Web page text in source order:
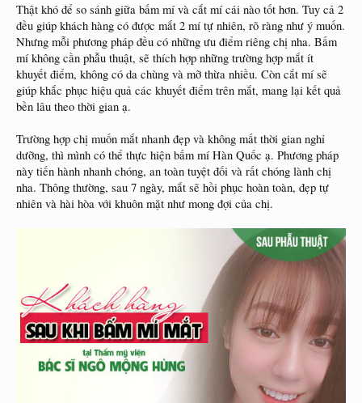
Thật khó để so sánh giữa bấm mí và cắt mí cái nào tốt hơn. Tuy cả 2
đều giúp khách hàng có được mắt 2 mí tự nhiên, rõ ràng như ý muốn.
Nhưng mỗi phương pháp đều có những ưu điểm riêng chị nha. Bấm
mí không cần phẫu thuật, sẽ thích hợp những trường hợp mắt ít
khuyết điểm, không có da chùng và mỡ thừa nhiều. Còn cắt mí sẽ
giúp khắc phục hiệu quả các khuyết điểm trên mắt, mang lại kết quả
bền lâu theo thời gian ạ.
Trường hợp chị muốn mắt nhanh đẹp và không mất thời gian nghỉ
dưỡng, thì mình có thể thực hiện bấm mí Hàn Quốc ạ. Phương pháp
này tiến hành nhanh chóng, an toàn tuyệt đối và rất chóng lành chị
nha. Thông thường, sau 7 ngày, mắt sẽ hồi phục hoàn toàn, đẹp tự
nhiên và hài hòa với khuôn mặt như mong đợi của chị.